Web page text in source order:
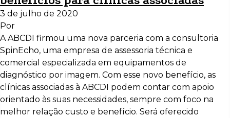
3 de julho de 2020
Por
A ABCDI firmou uma nova parceria com a consultoria
SpinEcho, uma empresa de assessoria técnica e
comercial especializada em equipamentos de
diagnóstico por imagem. Com esse novo benefício, as
clínicas associadas à ABCDI podem contar com apoio
orientado às suas necessidades, sempre com foco na
melhor relação custo e benefício. Será oferecido